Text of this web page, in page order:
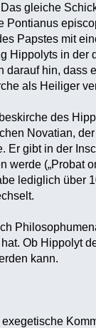
gleiche
Pontianus
Papstes mit
Hippolyts in der
darauf hin, dass
als Heiliger
des
Novatian,
Er gibt in der
werde („Probat
lediglich über
Ob Hippolyt
kann.